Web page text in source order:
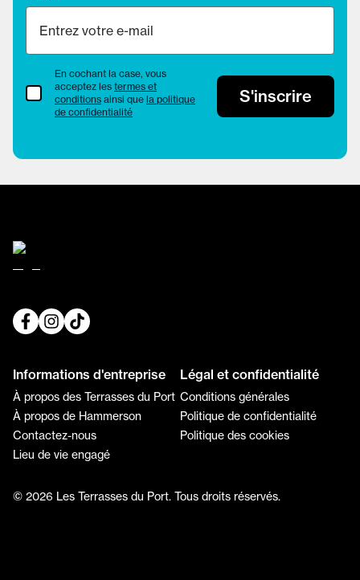
termes et conditions
En cochant la case, vous
acceptez les termes et
conditions ainsi que la politique
de confidentialité
S'inscrire
Informations d'entreprise
À propos des Terrasses du Port
À propos de Hammerson
Contactez-nous
Lieu de vie engagé
Légal et confidentialité
Conditions générales
Politique de confidentialité
Politique des cookies
© 2026 Les Terrasses du Port. Tous droits réservés.